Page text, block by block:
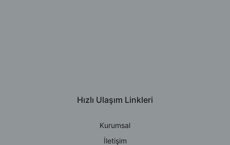
Hızlı Ulaşım Linkleri
Kurumsal
İletişim